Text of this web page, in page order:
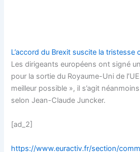
L’accord du Brexit suscite la tristesse
Les dirigeants européens ont signé
pour la sortie du Royaume-Uni de
meilleur possible », il s’agit
selon Jean-Claude Juncker.
[ad_2]
https://www.euractiv.fr/section/